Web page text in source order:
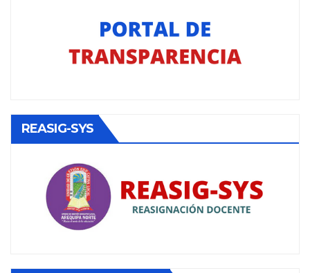
REASIG-SYS